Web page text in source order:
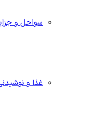
سواحل و جزایر
غذا و نوشیدنی